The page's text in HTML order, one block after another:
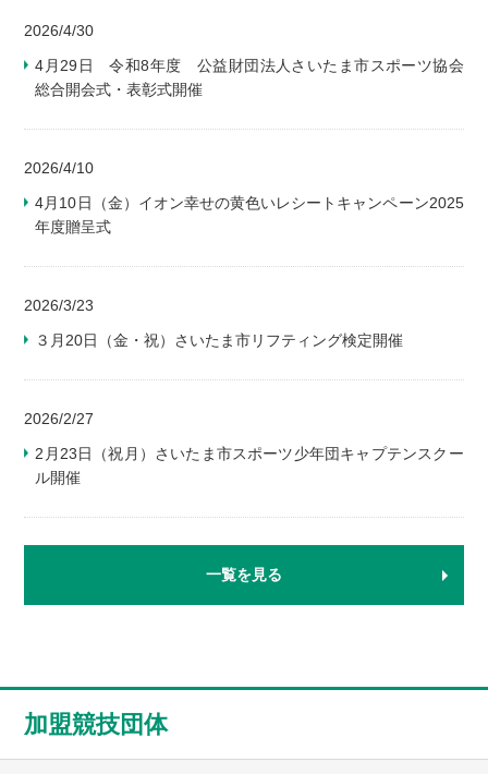
2026/4/30
4月29日 令和8年度 公益財団法人さいたま市スポーツ協会
総合開会式・表彰式開催
2026/4/10
4月10日（金）イオン幸せの黄色いレシートキャンペーン2025
年度贈呈式
2026/3/23
３月20日（金・祝）さいたま市リフティング検定開催
2026/2/27
2月23日（祝月）さいたま市スポーツ少年団キャプテンスクー
ル開催
一覧を見る
加盟競技団体